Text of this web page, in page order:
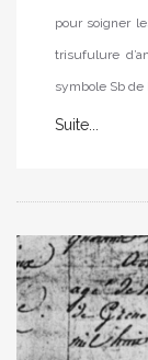
pour soigner
trisufulure
symbole Sb de
Suite...